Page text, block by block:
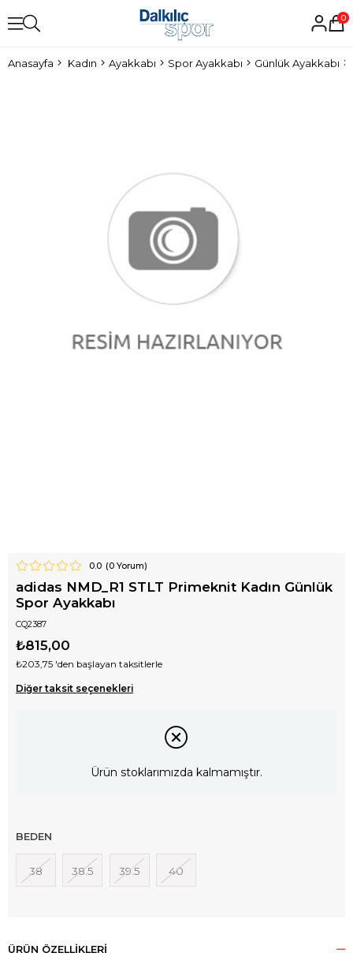
0
Anasayfa Kadın Ayakkabı Spor Ayakkabı Günlük Ayakkabı
0.0 (0Yorum)
adidas NMD_R1 STLT Primeknit Kadın Günlük
Spor Ayakkabı
CQ2387
₺815,00
₺203,75 'den başlayan taksitlerle
Diğer taksit seçenekleri
Ürün stoklarımızda kalmamıştır.
BEDEN
38 38.5 39.5 40
ÜRÜN ÖZELLIKLERI